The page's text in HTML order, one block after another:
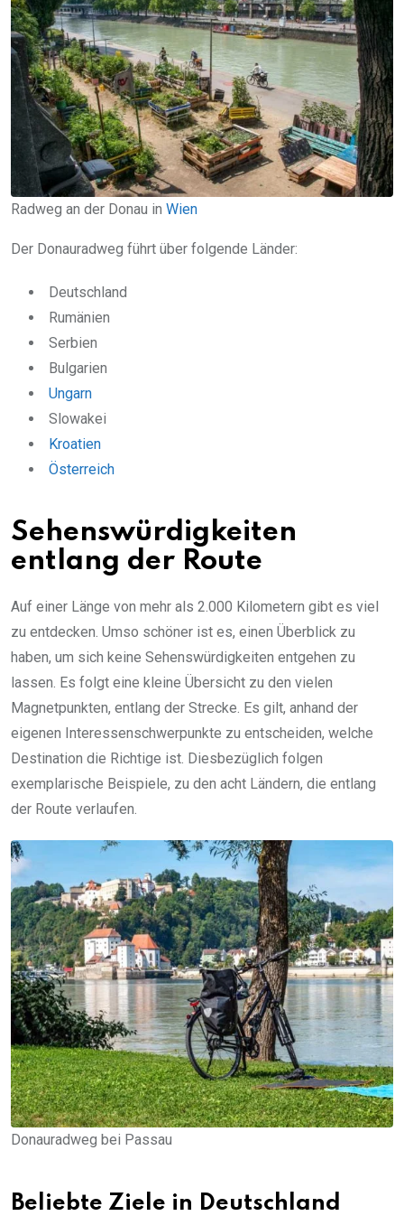
Radweg an der Donau in Wien
Der Donauradweg führt über folgende Länder:
Deutschland
Rumänien
Serbien
Bulgarien
Ungarn
Slowakei
Kroatien
Österreich
Sehenswürdigkeiten
entlang der Route
Auf einer Länge von mehr als 2.000 Kilometern gibt es viel
zu entdecken. Umso schöner ist es, einen Überblick zu
haben, um sich keine Sehenswürdigkeiten entgehen zu
lassen. Es folgt eine kleine Übersicht zu den vielen
Magnetpunkten, entlang der Strecke. Es gilt, anhand der
eigenen Interessenschwerpunkte zu entscheiden, welche
Destination die Richtige ist. Diesbezüglich folgen
exemplarische Beispiele, zu den acht Ländern, die entlang
der Route verlaufen.
Donauradweg bei Passau
Beliebte Ziele in Deutschland